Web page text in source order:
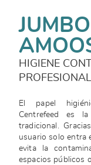
HIGIENE
PROFESIONAL
El papel
Centrefeed es
tradicional.
usuario solo entra
evita la
espacios públicos